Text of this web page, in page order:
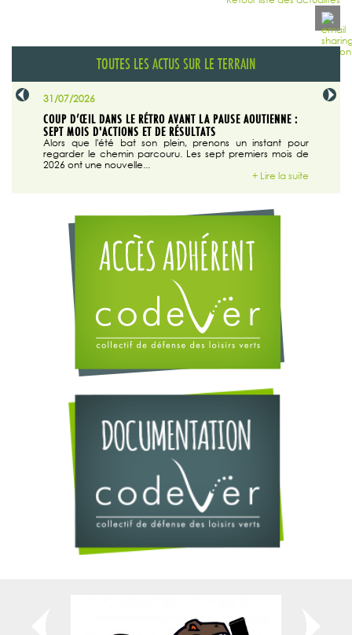
TOUTES LES ACTUS SUR LE TERRAIN
31/07/2026
COUP D’ŒIL DANS LE RÉTRO AVANT LA PAUSE AOUTIENNE :
SEPT MOIS D'ACTIONS ET DE RÉSULTATS
Alors que l'été bat son plein, prenons un instant pour
regarder le chemin parcouru. Les sept premiers mois de
2026 ont une nouvelle...
+ Lire la suite
29/07/